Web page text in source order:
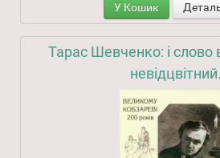
У Кошик
Тарас Шевченко: i слово